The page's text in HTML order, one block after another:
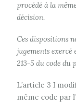
procédé à la
décision.
Ces dispositions
jugements exercé
213-5 du code du
L’article 3 I
même code par